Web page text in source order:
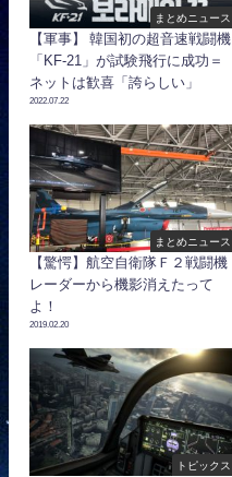
まとめニュース
【軍事】 韓国初の超音速戦闘機
「KF-21」が試験飛行に成功＝
ネットは歓喜「誇らしい」
2022.07.22
まとめニュース
【驚愕】航空自衛隊Ｆ２戦闘機
レーダーから機影消えたって
よ！
2019.02.20
トピックス